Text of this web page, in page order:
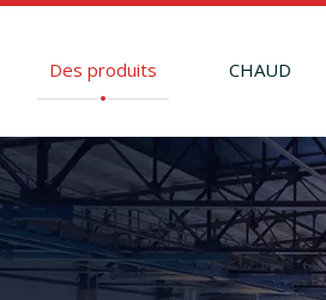
Des produits CHAUD